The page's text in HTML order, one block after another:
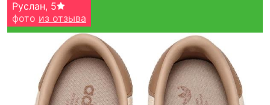
Руслан, 5
фото из отзыва